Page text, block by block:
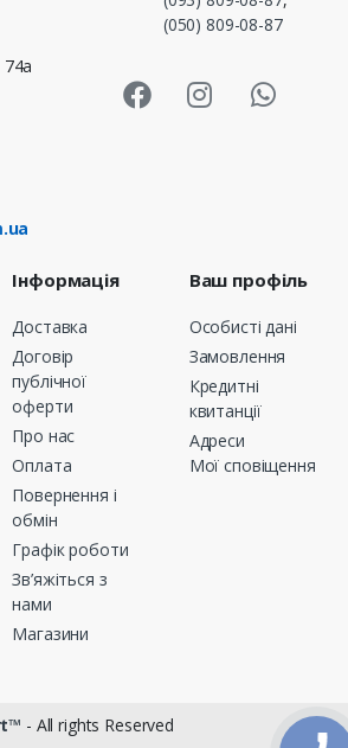
74а
(050) 809-08-87
Інформація
Доставка
Договір
публічної
оферти
Про нас
Оплата
Повернення і
обмін
Графік роботи
Зв’яжіться з
нами
Магазини
Ваш профіль
Особисті дані
Замовлення
Кредитні
квитанції
Адреси
Мої сповіщення
- All rights Reserved